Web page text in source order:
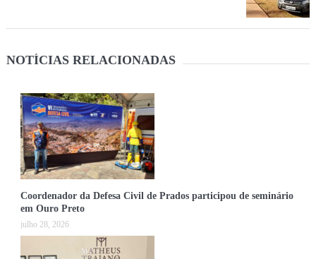
NOTÍCIAS RELACIONADAS
Coordenador da Defesa Civil de Prados participou de seminário
em Ouro Preto
julho 28, 2026